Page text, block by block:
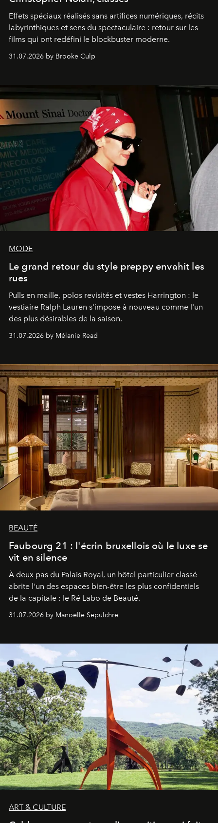
Effets spéciaux réalisés sans artifices numériques, récits
labyrinthiques et sens du spectaculaire : retour sur les
films qui ont redéfini le blockbuster moderne.
31.07.2026 by Brooke Culp
MODE
Le grand retour du style preppy envahit les
rues
Pulls en maille, polos revisités et vestes Harrington : le
vestiaire Ralph Lauren s'impose à nouveau comme l'un
des plus désirables de la saison.
31.07.2026 by Mélanie Read
BEAUTÉ
Faubourg 21 : l'écrin bruxellois où le luxe se
vit en silence
À deux pas du Palais Royal, un hôtel particulier classé
abrite l'un des espaces bien-être les plus confidentiels
de la capitale : le Ré Labo de Beauté.
31.07.2026 by Manoëlle Sepulchre
ART & CULTURE